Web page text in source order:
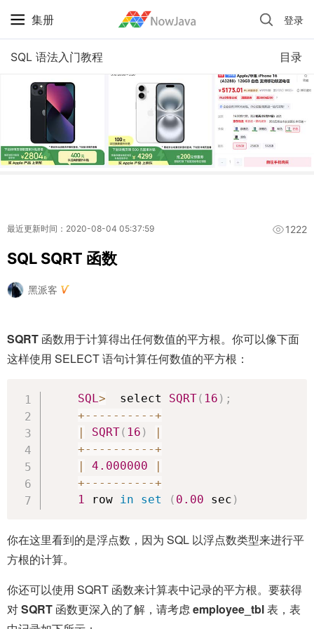
集册 登录
目录
SQL 语法入门教程
iPhone 京东自营 + 国补 / 历史最低价
最近更新时间：2020-08-04 05:37:59 1222
SQL SQRT 函数
黑派客
SQRT 函数用于计算得出任何数值的平方根。你可以像下面
这样使用 SELECT 语句计算任何数值的平方根：
SQL >
  select
SQRT( 16 ) ;
+-- -- -- -- --+
|
SQRT( 16 )
|
+-- -- -- -- --+
|
4.000000
|
+-- -- -- -- --+
1
row in set ( 0.00 sec )
你在这里看到的是浮点数，因为 SQL 以浮点数类型来进行平
方根的计算。
你还可以使用 SQRT 函数来计算表中记录的平方根。要获得
对SQRT 函数更深入的了解，请考虑 employee_tbl表，表